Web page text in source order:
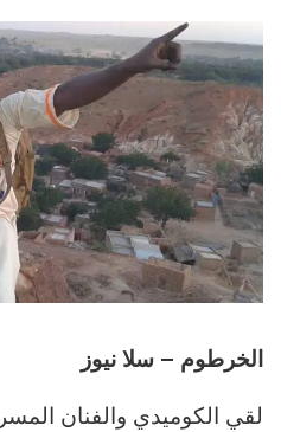
الخرطوم – سلا نيوز
لقي الكوميدي والفنان